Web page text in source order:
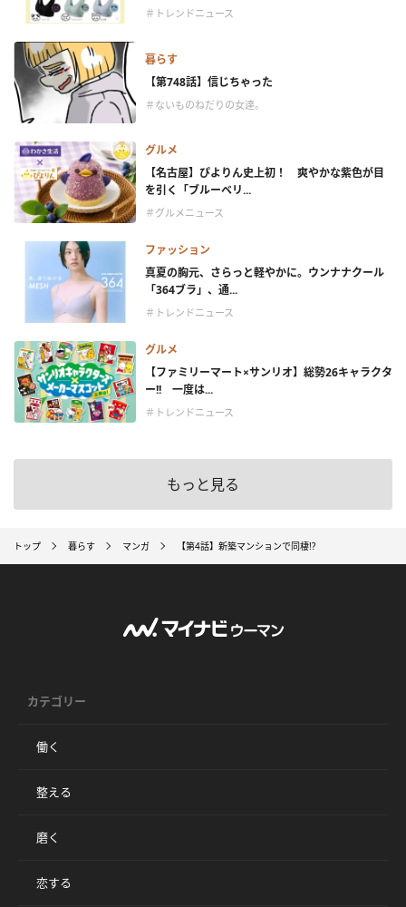
＃トレンドニュース
暮らす
【第748話】信じちゃった
＃ないものねだりの女達。
グルメ
【名古屋】ぴよりん史上初！ 爽やかな紫色が目
を引く「ブルーベリ...
＃グルメニュース
ファッション
真夏の胸元、さらっと軽やかに。ウンナナクール
「364ブラ」、通...
＃トレンドニュース
グルメ
【ファミリーマート×サンリオ】総勢26キャラクタ
ー!! 一度は...
＃トレンドニュース
もっと見る
トップ 暮らす マンガ 【第4話】新築マンションで同棲!?
カテゴリー
働く
整える
磨く
恋する